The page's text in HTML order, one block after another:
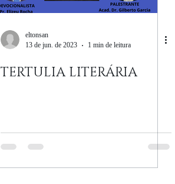
eltonsan
13 de jun. de 2023
1 min de leitura
TERTULIA LITERÁRIA